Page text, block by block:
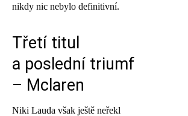
nikdy nic nebylo definitivní.
Třetí titul
a poslední triumf
– Mclaren
Niki Lauda však ještě neřekl